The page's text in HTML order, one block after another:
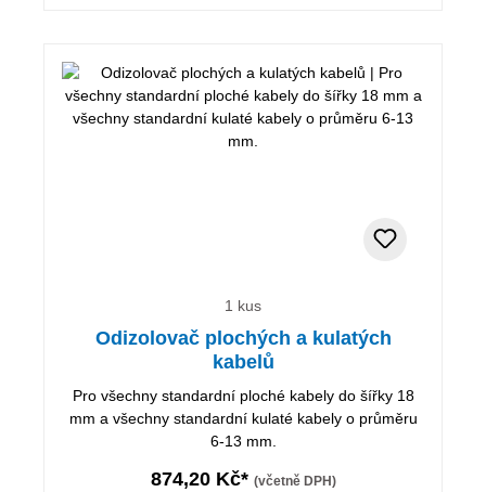
1 kus
Odizolovač plochých a kulatých
kabelů
Pro všechny standardní ploché kabely do šířky 18
mm a všechny standardní kulaté kabely o průměru
6-13 mm.
874,20 Kč* (včetně DPH)